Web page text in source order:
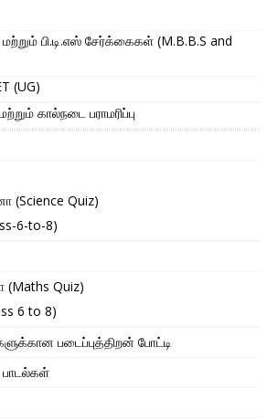
மற்றும் பி.டி.எஸ் சேர்க்கைகள் (M.B.B.S and
(UG)
கால்நடை பராமரிப்பு
(Science Quiz)
6-to-8)
(Maths Quiz)
6 to 8)
படைப்புத்திறன் போட்டி